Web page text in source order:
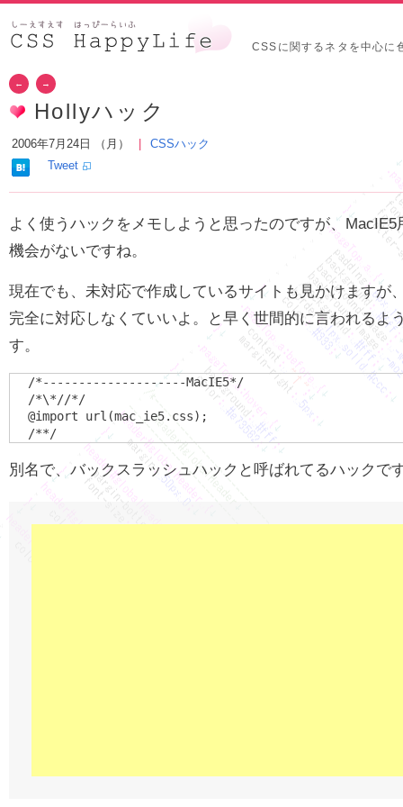
CSSに関するネタを中心に
← →
Hollyハック
2006年7月24日 （月）
CSSハック
Tweet
よく使うハックをメモしようと思ったのですが、
機会がないですね。
現在でも、未対応で作成しているサイトも見かけますが
完全に対応しなくていいよ。と早く世間的に言われるよ
す。
/*--------------------MacIE5*/
/*\*//*/
@import url(mac_ie5.css);
別名で、バックスラッシュハックと呼ばれてるハックで